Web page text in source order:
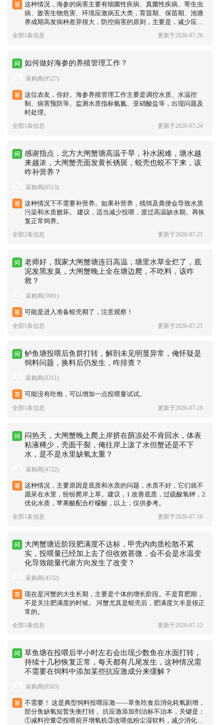
这种情况，海参的病害主要有细菌性疾病、真菌性疾病、寄生虫
病、敌害生物危害、环境应激病五大类，育苗期、保苗期、池塘
养成期高发病种差异很大，防控病害的原则，主要是，减少应
激，预防为主，少用抗生素，保持水质优良，定期改善底质，不
让底质恶化。以上，仅供参考。
全部1条信息 更新于2026-07-26
如何做好海参的养殖管理工作？
采购商(9527)
这位农友，你好。海参养殖管理工作主要是调控水质、水温控
制、病害预防等。监测水质指标氨氮、亚硝酸盐等，出现问题及
时处理。
全部1条信息 更新于2026-07-24
感谢指点，北方大闸蟹塘高温干旱，补水困难，塘水越
来越浓，大闸蟹壳面发黄长锈斑，蜕壳也蜕不下来，该
咋补营养？
采购商(6513)
这种情况下不需要补营养。如果补营养，残饵及粪便会导致水质
污染和水质败坏。 建议，适当减少投喂，渡过高温缺水期。再恢
复正常饲养。
全部2条信息 更新于2026-07-21
老师好，我家大闸蟹塘连日高温，塘里水草全烂了，底
泥发黑发臭，大闸蟹晚上全在塘边爬，不吃料，该咋
救？
采购商(5661)
可能是进入准备蜕壳期了，注意观察！
全部1条信息 更新于2026-07-21
鲈鱼塘投喂后鱼群打转，解剖未见明显异常，俺怀疑是
饲料问题，换料后仍发生，咋排查？
采购商(8311)
可能没有吃饱，可以增加一点投喂量试试。
全部1条信息 更新于2026-07-19
闷热天，大闸蟹晚上爬上岸挤在荫凉处不肯回水，体表
粘液稀少，壳面干裂，俺往岸上泼了水但蟹还是不下
水，是不是水里缺氧太重？
采购商(4722)
这种情况，主要原因是底质和水质的问题，水质不好，它们就不
愿呆在水里，纷纷爬岸上草。建议，1.改善底质，过硫酸氢钾，2.
优化水质，苹果酸配合柠檬酸，以上，仅供参考。
全部1条信息 更新于2026-07-16
大闸蟹塘近阶段肥满度不达标，甲壳内肉质松散不紧
实，投喂量已经加上去了但收效甚微，会不会是水温变
化导致能量代谢方向发生了改变？
采购商(4532)
现在是河蟹的大生长期，主要是个体的增长阶段。不是育肥期，
不是关注肥满度的时候。 河蟹尤其是蜕壳后，肥满度欠丰是很正
常的。
全部1条信息 更新于2026-07-12
草鱼塘在投喂后半小时左右会出现少数鱼在水面打转，
持续十几秒恢复正常，每天都有几尾发生，这种情况需
不需要在饲料中添加某些抗应激成分来缓解？
采购商(8563)
不需要！ 这是典型饲料投喂应激——草鱼吃食后消化耗氧剧增，
部分鱼缺氧短暂失衡打转 。抗应激添加剂治标不治本，关键是：
①减料控量②投喂前开增氧机③改喂低粉尘湿软料，减少消化负